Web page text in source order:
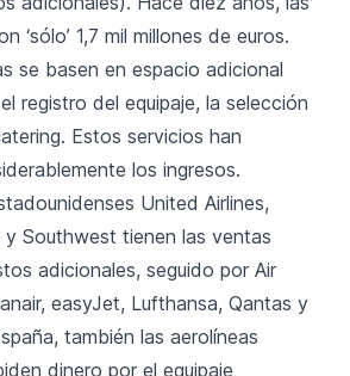
‘sólo’ 1,7 mil millones de euros.
se basen en espacio adicional
registro del equipaje, la selección
Estos servicios han
los ingresos.
United Airlines,
y Southwest tienen las ventas
adicionales, seguido por Air
easyJet, Lufthansa, Qantas y
también las aerolíneas
dinero por el equipaje